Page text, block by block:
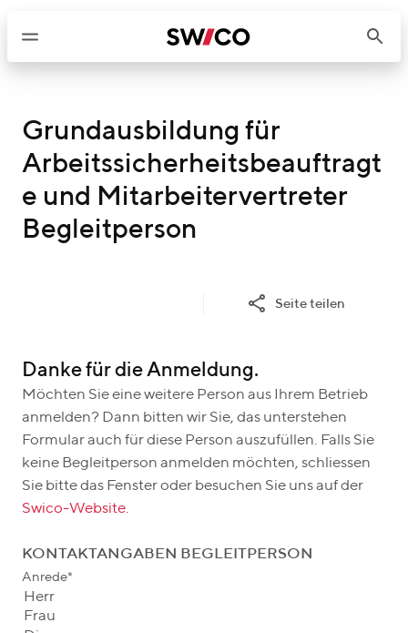
Grundausbildung für
Arbeitssicherheitsbeauftragt
e und Mitarbeitervertreter
Begleitperson
Seite teilen
Danke für die Anmeldung.
Möchten Sie eine weitere Person aus Ihrem Betrieb
anmelden? Dann bitten wir Sie, das unterstehen
Formular auch für diese Person auszufüllen. Falls Sie
keine Begleitperson anmelden möchten, schliessen
Sie bitte das Fenster oder besuchen Sie uns auf der
Swico-Website.
KONTAKTANGABEN BEGLEITPERSON
Anrede*